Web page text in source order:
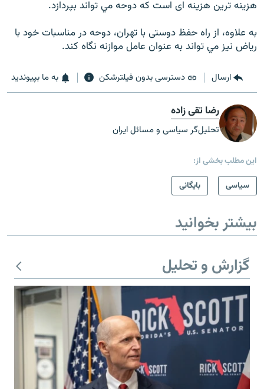
هزينه ترين هزينه ای است که دوحه مي تواند بپردازد.
به علاوه، از راه حفظ دوستی با تهران، دوحه در مناسبات خود با
رياض نيز مي تواند به عنوان عامل موازنه نگاه کند.
ارسال دسترسی بدون فیلترشکن به ما بپیوندید
رضا تقی زاده
تحلیل‌گر سیاسی و مسائل ایران
این مطلب بخشی از:
سیاسی
بایگانی
بیشتر بخوانید
گزارش و تحلیل